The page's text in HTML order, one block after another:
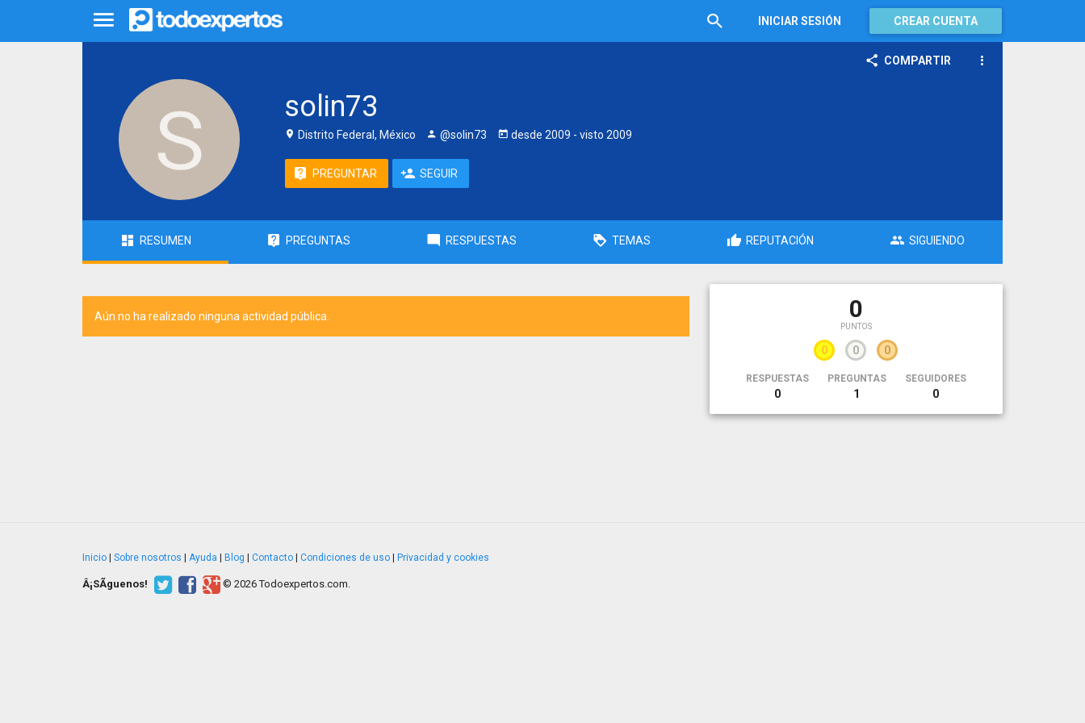
INICIAR SESIÓN CREAR CUENTA
COMPARTIR
solin73
Distrito Federal, México @solin73 desde 2009 - visto 2009
PREGUNTAR SEGUIR
RESUMEN PREGUNTAS RESPUESTAS TEMAS REPUTACIÓN SIGUIENDO
Aún no ha realizado ninguna actividad pública. 0
PUNTOS
0 0 0
RESPUESTAS
0
PREGUNTAS
1
SEGUIDORES
0
Inicio Sobre nosotros Ayuda Blog Contacto Condiciones de uso Privacidad y cookies
Â¡SÃ­guenos! © 2026 Todoexpertos.com.